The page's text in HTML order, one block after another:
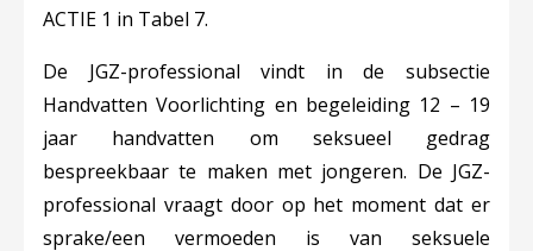
ACTIE 1 in Tabel 7.
De JGZ-professional vindt in de subsectie
Handvatten Voorlichting en begeleiding 12 – 19
jaar handvatten om seksueel gedrag
bespreekbaar te maken met jongeren. De JGZ-
professional vraagt door op het moment dat er
sprake/een vermoeden is van seksuele